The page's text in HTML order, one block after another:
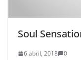
Soul
6 abril, 2018 0